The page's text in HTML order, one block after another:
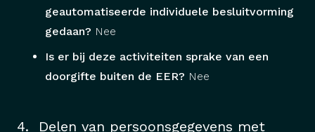
geautomatiseerde individuele besluitvorming
gedaan? Nee
Is er bij deze activiteiten sprake van een
doorgifte buiten de EER? Nee
4. Delen van persoonsgegevens met